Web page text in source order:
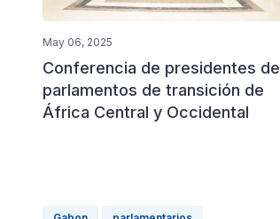
May 06, 2025
Conferencia de presidentes de
parlamentos de transición de
África Central y Occidental